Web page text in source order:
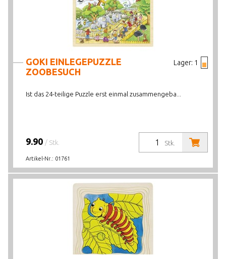
Lager: 1
GOKI EINLEGEPUZZLE
ZOOBESUCH
Ist das 24-teilige Puzzle erst einmal zusammengeba...
Stk.
9.90 / Stk.
Artikel-Nr.: 01761